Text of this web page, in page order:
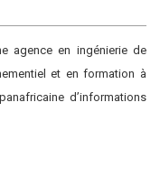
agence en ingénierie de
et en formation à
d’informations